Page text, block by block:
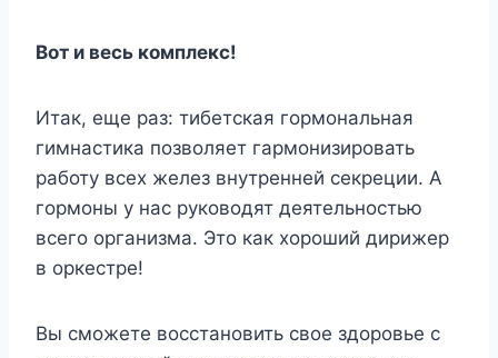
Вот и весь комплекс!
Итак, еще раз: тибетская гормональная
гимнастика позволяет гармонизировать
работу всех желез внутренней секреции. А
гормоны у нас руководят деятельностью
всего организма. Это как хороший дирижер
в оркестре!
Вы сможете восстановить свое здоровье с